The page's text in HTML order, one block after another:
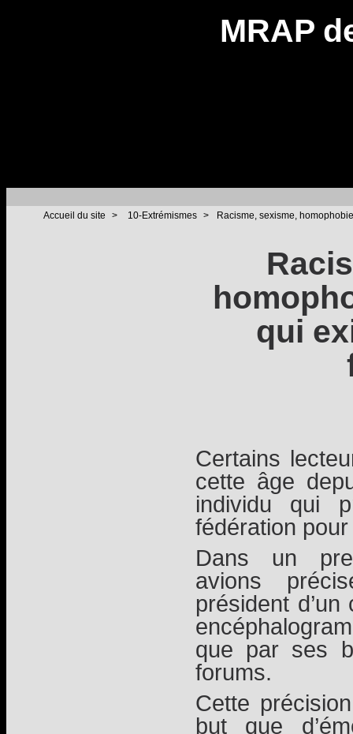
MRAP
Accueil du site > 10-Extrémismes > Racisme, sexisme,
qui
Certains
cette âge
individu qui
fédération
Dans un
avions
président
que par ses
forums.
Cette
but que